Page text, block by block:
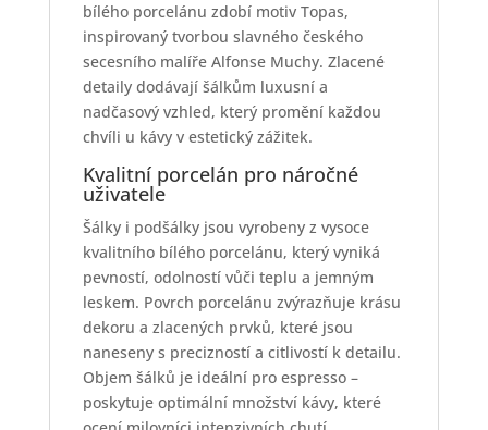
bílého porcelánu zdobí motiv Topas,
inspirovaný tvorbou slavného českého
secesního malíře Alfonse Muchy. Zlacené
detaily dodávají šálkům luxusní a
nadčasový vzhled, který promění každou
chvíli u kávy v estetický zážitek.
Kvalitní porcelán pro náročné
uživatele
Šálky i podšálky jsou vyrobeny z vysoce
kvalitního bílého porcelánu, který vyniká
pevností, odolností vůči teplu a jemným
leskem. Povrch porcelánu zvýrazňuje krásu
dekoru a zlacených prvků, které jsou
naneseny s precizností a citlivostí k detailu.
Objem šálků je ideální pro espresso –
poskytuje optimální množství kávy, které